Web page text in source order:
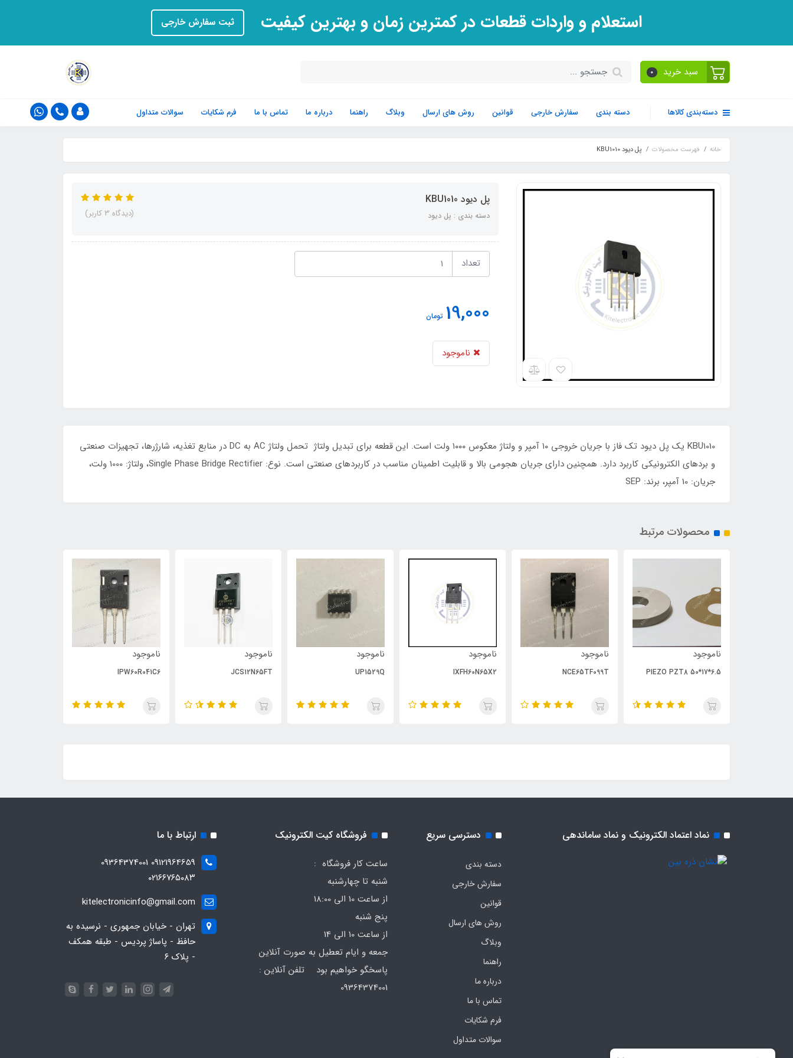
استعلام و واردات قطعات در کمترین زمان و بهترین کیفیت ثبت سفارش خارجی
سبد خرید 0
دسته‌بندی کالاها دسته بندی سفارش خارجی قوانین روش های ارسال وبلاگ راهنما درباره ما تماس با ما فرم‌ شکایات سوالات متداول
خانه فهرست محصولات پل دیود KBU1010
پل دیود KBU1010
دسته بندی : پل دیود (دیدگاه 3 کاربر)
تعداد
19,000 تومان
ناموجود
KBU1010 یک پل دیود تک فاز با جریان خروجی ۱۰ آمپر و ولتاژ معکوس ۱۰۰۰ ولت است. این قطعه برای تبدیل ولتاژ تحمل ولتاژ AC به DC در منابع تغذیه، شارژرها، تجهیزات صنعتی
و بردهای الکترونیکی کاربرد دارد. همچنین دارای جریان هجومی بالا و قابلیت اطمینان مناسب در کاربردهای صنعتی است. نوع: Single Phase Bridge Rectifier، ولتاژ: 1000 ولت،
جریان: 10 آمپر، برند: SEP
محصولات مرتبط
ناموجود
PIEZO PZT8 50*17*6.5
ناموجود
NCE65TF099T
ناموجود
IXFH60N65X2
ناموجود
UP1529Q
ناموجود
JCS12N65FT
ناموجود
IPW60R041C6
نماد اعتماد الکترونیک و نماد ساماندهی دسترسی سریع
دسته بندی
سفارش خارجی
قوانین
روش های ارسال
وبلاگ
راهنما
درباره ما
تماس با ما
فرم‌ شکایات
سوالات متداول
فروشگاه کیت الکترونیک
ساعت کار فروشگاه :
شنبه تا چهارشنبه
از ساعت 10 الی 18:00
پنج شنبه
از ساعت 10 الی 14
جمعه و ایام تعطیل به صورت آنلاین
پاسخگو خواهیم بود تلفن آنلاین :
ارتباط با ما
09121964659 09364374001
۰۲۱۶۶۷۶۵۰۸۳
kitelectronicinfo@gmail.com
تهران - خیابان جمهوری - نرسیده به
حافظ - پاساژ پردیس - طبقه همکف
- پلاک ۶